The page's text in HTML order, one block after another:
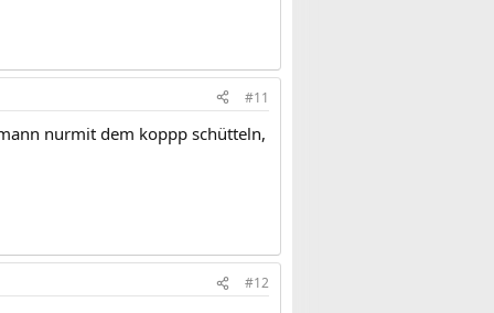
#11
nurmit dem koppp schütteln,
#12